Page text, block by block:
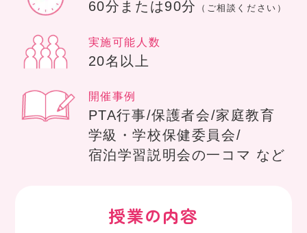
60分または90分 （ご相談ください）
実施可能人数
20名以上
開催事例
PTA行事/保護者会/家庭教育
学級・学校保健委員会/
宿泊学習説明会の一コマ など
授業の内容